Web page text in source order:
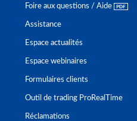
Foire aux questions / Aide
Assistance
Espace actualités
Espace webinaires
Formulaires clients
Outil de trading ProRealTime
Réclamations